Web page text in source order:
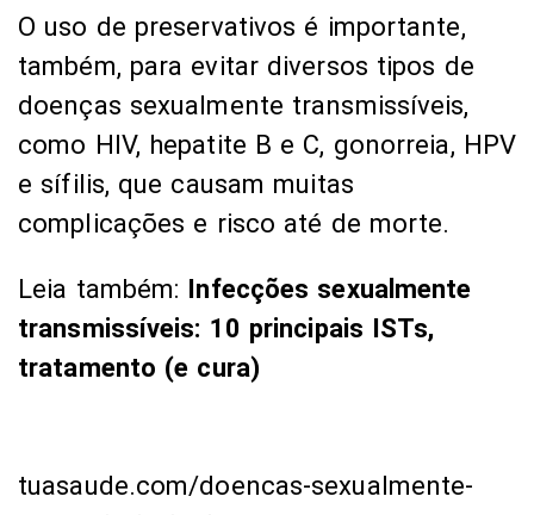
O uso de preservativos é importante,
também, para evitar diversos tipos de
doenças sexualmente transmissíveis,
como HIV, hepatite B e C, gonorreia, HPV
e sífilis, que causam muitas
complicações e risco até de morte.
Leia também: Infecções sexualmente
transmissíveis: 10 principais ISTs,
tratamento (e cura)
tuasaude.com/doencas-sexualmente-